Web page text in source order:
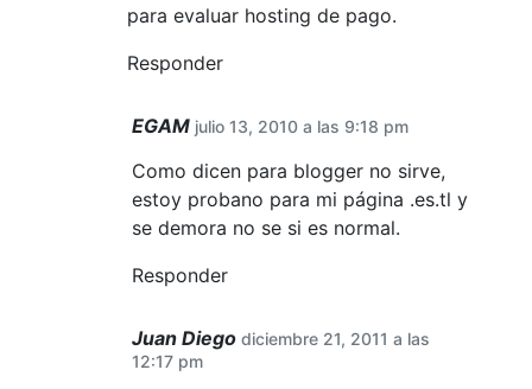
para evaluar hosting de pago.
Responder
EGAM julio 13, 2010 a las 9:18 pm
Como dicen para blogger no sirve,
estoy probano para mi página .es.tl y
se demora no se si es normal.
Responder
Juan Diego diciembre 21, 2011 a las
12:17 pm